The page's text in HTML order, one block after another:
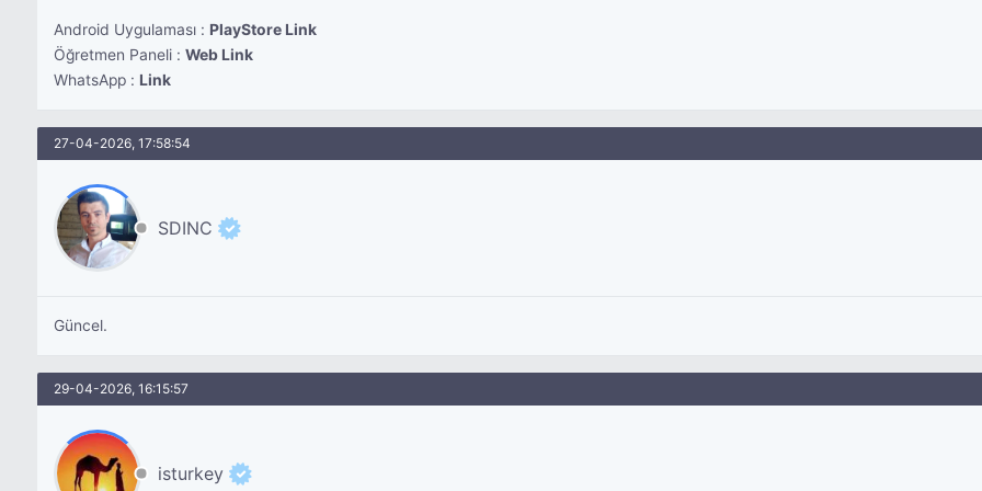
Android Uygulaması : PlayStore Link
Öğretmen Paneli : Web Link
WhatsApp : Link
27-04-2026, 17:58:54
SDINC
Güncel.
29-04-2026, 16:15:57
isturkey